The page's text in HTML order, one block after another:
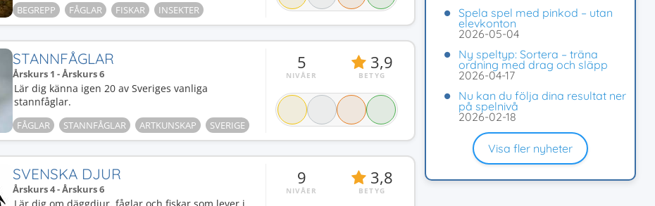
BEGREPP FÅGLAR FISKAR INSEKTER
STANNFÅGLAR
Årskurs 1 - Årskurs 6
Lär dig känna igen 20 av Sveriges vanliga
stannfåglar.
FÅGLAR STANNFÅGLAR ARTKUNSKAP SVERIGE
5
NIVÅER
3,9
BETYG
SVENSKA DJUR
Årskurs 4 - Årskurs 6
9
NIVÅER
3,8
BETYG
Spela spel med pinkod – utan
elevkonton
2026-05-04
Ny speltyp: Sortera – träna
ordning med drag och släpp
2026-04-17
Nu kan du följa dina resultat ner
på spelnivå
2026-02-18
Visa fler nyheter